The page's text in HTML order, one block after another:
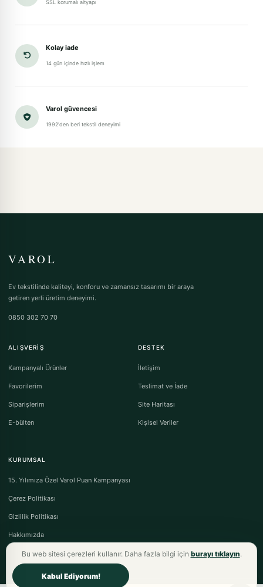
SSL korumalı altyapı
Kolay iade
14 gün içinde hızlı işlem
Varol güvencesi
1992'den beri tekstil deneyimi
VAROL
Ev tekstilinde kaliteyi, konforu ve zamansız tasarımı bir araya
getiren yerli üretim deneyimi.
0850 302 70 70
ALIŞVERIŞ
Kampanyalı Ürünler
Favorilerim
Siparişlerim
E-bülten
DESTEK
İletişim
Teslimat ve İade
Site Haritası
Kişisel Veriler
KURUMSAL
15. Yılımıza Özel Varol Puan Kampanyası
Çerez Politikası
Gizlilik Politikası
Hakkımızda
Bu web sitesi çerezleri kullanır. Daha fazla bilgi için burayı tıklayın.
Kabul Ediyorum!